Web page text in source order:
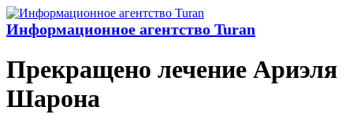
Информационное агентство Turan
Прекращено лечение Ариэля
Шарона